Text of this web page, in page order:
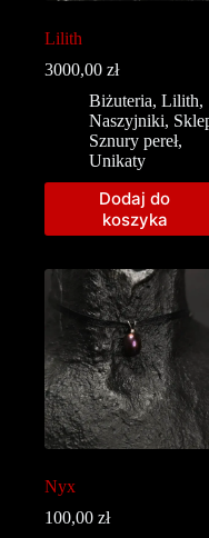
Lilith
3000,00 zł
Biżuteria, Lilith,
Naszyjniki,
Sznury pereł,
Unikaty
Dodaj do
koszyka
Nyx
100,00 zł